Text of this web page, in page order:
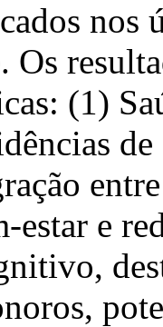
nos
Os
(1)
estar e